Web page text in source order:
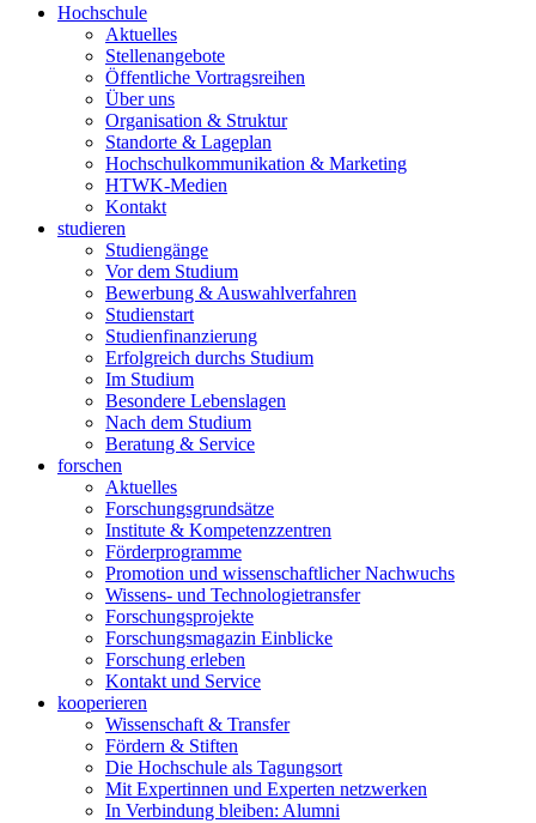
Hochschule
Aktuelles
Stellenangebote
Öffentliche Vortragsreihen
Über uns
Organisation & Struktur
Standorte & Lageplan
Hochschulkommunikation & Marketing
HTWK-Medien
Kontakt
studieren
Studiengänge
Vor dem Studium
Bewerbung & Auswahlverfahren
Studienstart
Studienfinanzierung
Erfolgreich durchs Studium
Im Studium
Besondere Lebenslagen
Nach dem Studium
Beratung & Service
forschen
Aktuelles
Forschungsgrundsätze
Institute & Kompetenzzentren
Förderprogramme
Promotion und wissenschaftlicher Nachwuchs
Wissens- und Technologietransfer
Forschungsprojekte
Forschungsmagazin Einblicke
Forschung erleben
Kontakt und Service
kooperieren
Wissenschaft & Transfer
Fördern & Stiften
Die Hochschule als Tagungsort
Mit Expertinnen und Experten netzwerken
In Verbindung bleiben: Alumni